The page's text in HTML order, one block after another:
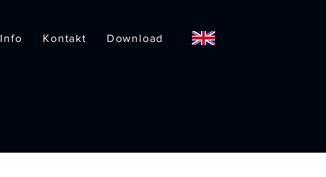
Info Kontakt Download